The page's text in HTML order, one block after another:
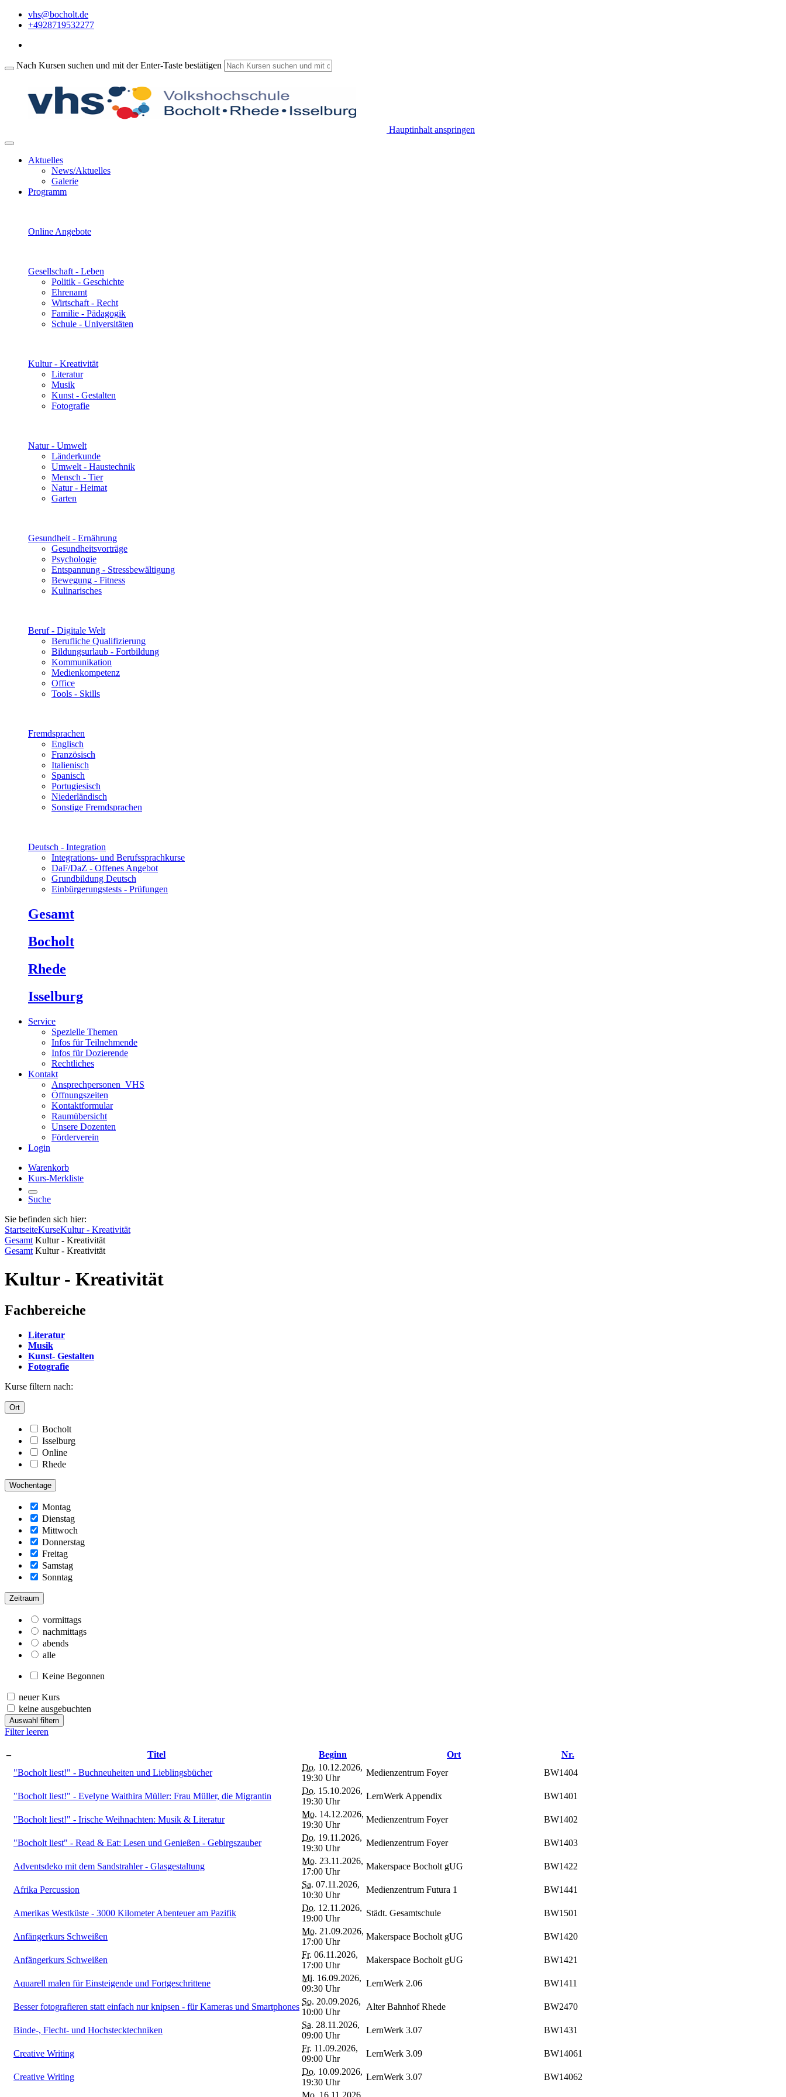
vhs@bocholt.de
+4928719532277
Nach Kursen suchen und mit der Enter-Taste bestätigen
Hauptinhalt anspringen
Aktuelles
News/Aktuelles
Galerie
Programm
Online Angebote
Gesellschaft - Leben
Politik - Geschichte
Ehrenamt
Wirtschaft - Recht
Familie - Pädagogik
Schule - Universitäten
Kultur - Kreativität
Literatur
Musik
Kunst - Gestalten
Fotografie
Natur - Umwelt
Länderkunde
Umwelt - Haustechnik
Mensch - Tier
Natur - Heimat
Garten
Gesundheit - Ernährung
Gesundheitsvorträge
Psychologie
Entspannung - Stressbewältigung
Bewegung - Fitness
Kulinarisches
Beruf - Digitale Welt
Berufliche Qualifizierung
Bildungsurlaub - Fortbildung
Kommunikation
Medienkompetenz
Office
Tools - Skills
Fremdsprachen
Englisch
Französisch
Italienisch
Spanisch
Portugiesisch
Niederländisch
Sonstige Fremdsprachen
Deutsch - Integration
Integrations- und Berufssprachkurse
DaF/DaZ - Offenes Angebot
Grundbildung Deutsch
Einbürgerungstests - Prüfungen
Gesamt
Bocholt
Rhede
Isselburg
Service
Spezielle Themen
Infos für Teilnehmende
Infos für Dozierende
Rechtliches
Kontakt
Ansprechpersonen_VHS
Öffnungszeiten
Kontaktformular
Raumübersicht
Unsere Dozenten
Förderverein
Login
Warenkorb
Kurs-Merkliste
Suche
Sie befinden sich hier:
StartseiteKurseKultur - Kreativität
Gesamt Kultur - Kreativität
Gesamt Kultur - Kreativität
Kultur - Kreativität
Fachbereiche
Literatur
Musik
Kunst- Gestalten
Fotografie
Kurse filtern nach:
Ort
Bocholt
Isselburg
Online
Rhede
Wochentage
Montag
Dienstag
Mittwoch
Donnerstag
Freitag
Samstag
Sonntag
Zeitraum
vormittags
nachmittags
abends
alle
Keine Begonnen
neuer Kurs
keine ausgebuchten
Auswahl filtern
Filter leeren
– Titel Beginn Ort
Nr.
"Bocholt liest!" - Buchneuheiten und Lieblingsbücher
Do. 10.12.2026,
19:30 Uhr
Medienzentrum Foyer BW1404
"Bocholt liest!" - Evelyne Waithira Müller: Frau Müller, die Migrantin
Do. 15.10.2026,
19:30 Uhr
LernWerk Appendix BW1401
"Bocholt liest!" - Irische Weihnachten: Musik & Literatur
Mo. 14.12.2026,
19:30 Uhr
Medienzentrum Foyer BW1402
"Bocholt liest" - Read & Eat: Lesen und Genießen - Gebirgszauber
Do. 19.11.2026,
19:30 Uhr
Medienzentrum Foyer BW1403
Adventsdeko mit dem Sandstrahler - Glasgestaltung
Mo. 23.11.2026,
17:00 Uhr
Makerspace Bocholt gUG BW1422
Afrika Percussion
Sa. 07.11.2026,
10:30 Uhr
Medienzentrum Futura 1 BW1441
Amerikas Westküste - 3000 Kilometer Abenteuer am Pazifik
Do. 12.11.2026,
19:00 Uhr
Städt. Gesamtschule BW1501
Anfängerkurs Schweißen
Mo. 21.09.2026,
17:00 Uhr
Makerspace Bocholt gUG BW1420
Anfängerkurs Schweißen
Fr. 06.11.2026,
17:00 Uhr
Makerspace Bocholt gUG BW1421
Aquarell malen für Einsteigende und Fortgeschrittene
Mi. 16.09.2026,
09:30 Uhr
LernWerk 2.06 BW1411
Besser fotografieren statt einfach nur knipsen - für Kameras und Smartphones
So. 20.09.2026,
10:00 Uhr
Alter Bahnhof Rhede BW2470
Binde-, Flecht- und Hochstecktechniken
Sa. 28.11.2026,
09:00 Uhr
LernWerk 3.07 BW1431
Creative Writing
Fr. 11.09.2026,
09:00 Uhr
LernWerk 3.09 BW14061
Creative Writing
Do. 10.09.2026,
19:30 Uhr
LernWerk 3.07 BW14062